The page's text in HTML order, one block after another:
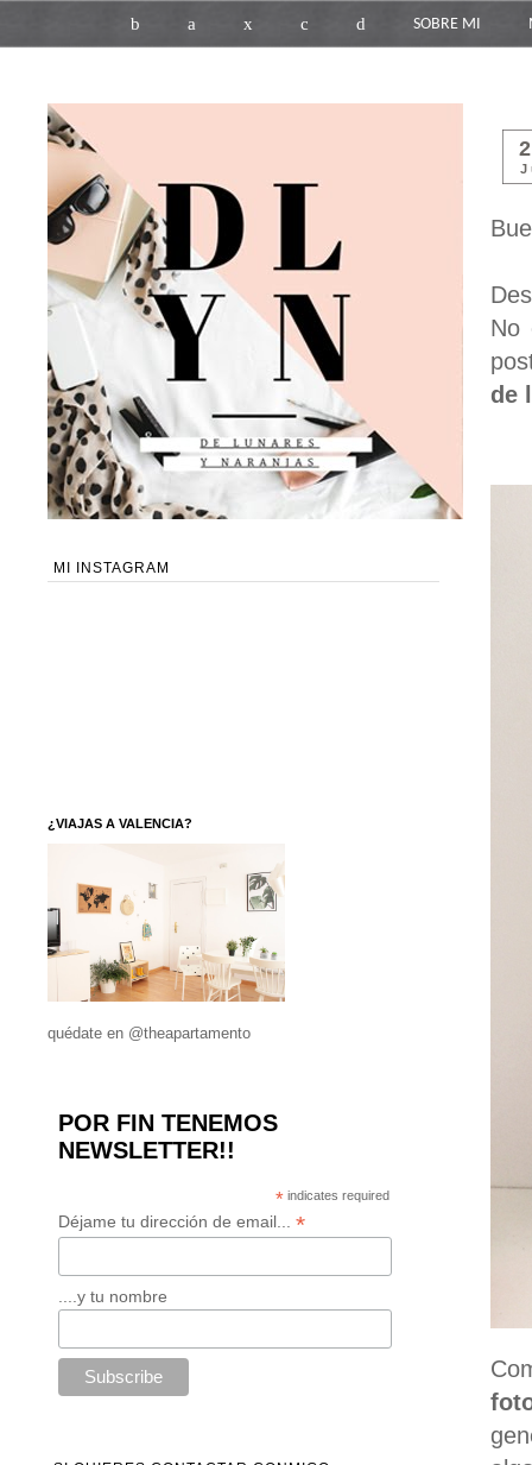
b a x c d SOBRE MI
No
de
MI INSTAGRAM
¿VIAJAS A VALENCIA?
quédate en @theapartamento
POR FIN TENEMOS
NEWSLETTER!!
* indicates required
Déjame tu dirección de email... *
....y tu nombre